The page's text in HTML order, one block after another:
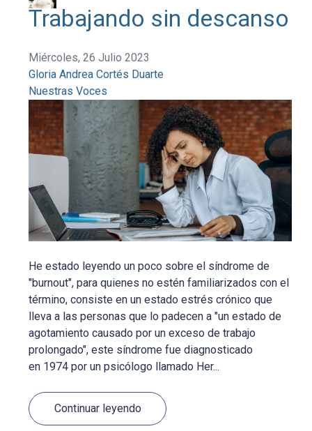
Trabajando sin descanso
Miércoles, 26 Julio 2023
Gloria Andrea Cortés Duarte
Nuestras Voces
He estado leyendo un poco sobre el síndrome de
"burnout", para quienes no estén familiarizados con el
término, consiste en un estado estrés crónico que
lleva a las personas que lo padecen a "un estado de
agotamiento causado por un exceso de trabajo
prolongado", este síndrome fue diagnosticado
en 1974 por un psicólogo llamado Her...
Continuar leyendo